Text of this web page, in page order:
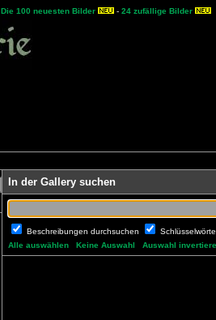
Die 100 neuesten Bilder - 24 zufällige Bilder
In der Gallery suchen
Beschreibungen durchsuchen
Alle auswählen
Keine Auswahl Auswahl